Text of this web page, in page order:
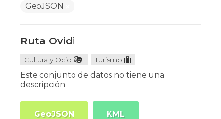
GeoJSON
Ruta Ovidi
Cultura y Ocio Turismo
Este conjunto de datos no tiene una
descripción
GeoJSON KML